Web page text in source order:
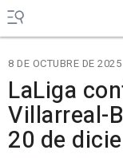
8 DE OCTUBRE DE 2025
LaLiga
Villarreal-
20 de